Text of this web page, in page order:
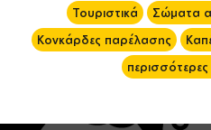
Τουριστικά
Σώματα
Κονκάρδες παρέλασης
περισσότερες